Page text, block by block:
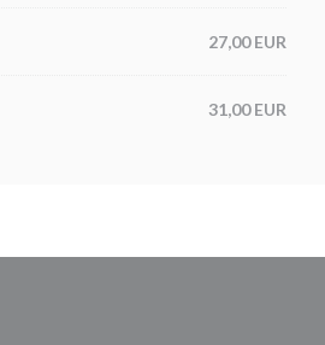
27,00 EUR
31,00 EUR